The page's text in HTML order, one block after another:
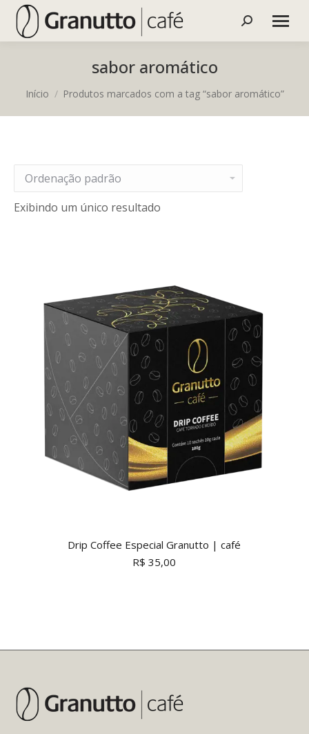
Buscar
sabor aromático
Você está aqui:
Início Produtos marcados com a tag “sabor aromático”
Exibindo um único resultado
Drip Coffee Especial Granutto | café
R$ 35,00